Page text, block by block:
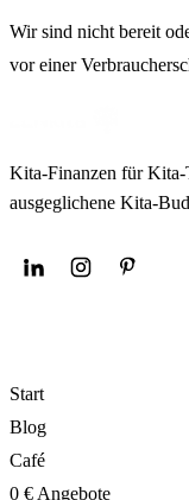
Wir sind nicht bereit
vor einer
Kita-Finanzen für Kita-
ausgeglichene Kita-
Start
Blog
Café
0 € Angebote